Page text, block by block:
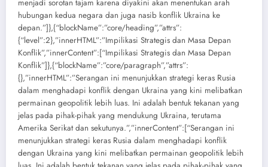
menjadi sorotan tajam karena diyakini akan menentukan arah
hubungan kedua negara dan juga nasib konflik Ukraina ke
depan.”]},{“blockName”:”core/heading”,”attrs”:
{“level”:2},”innerHTML”:”Impilikasi Strategis dan Masa Depan
Konflik”,”innerContent”:[“Impilikasi Strategis dan Masa Depan
Konflik”]},{“blockName”:”core/paragraph”,”attrs”:
{},”innerHTML”:”Serangan ini menunjukkan strategi keras Rusia
dalam menghadapi konflik dengan Ukraina yang kini melibatkan
permainan geopolitik lebih luas. Ini adalah bentuk tekanan yang
jelas pada pihak-pihak yang mendukung Ukraina, terutama
Amerika Serikat dan sekutunya.”,”innerContent”:[“Serangan ini
menunjukkan strategi keras Rusia dalam menghadapi konflik
dengan Ukraina yang kini melibatkan permainan geopolitik lebih